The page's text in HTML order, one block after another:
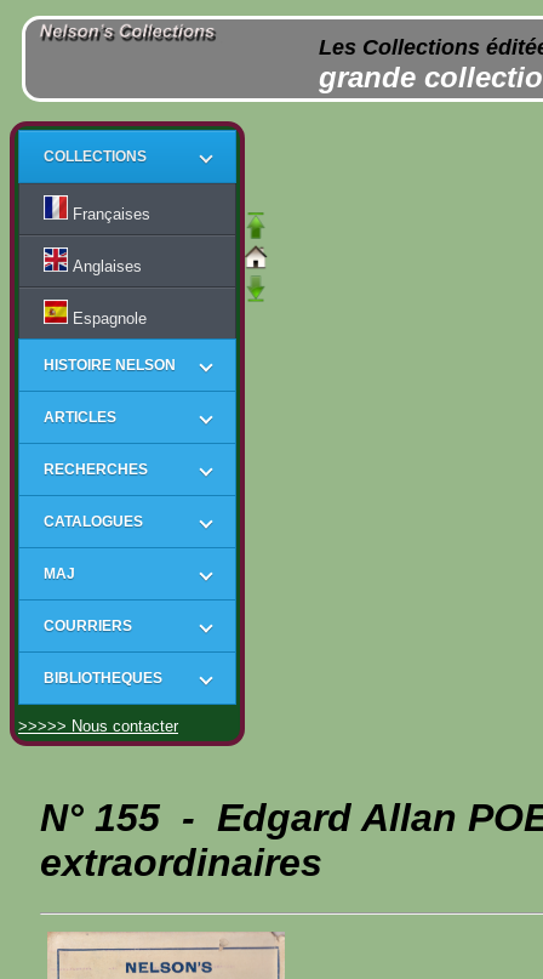
Les Collections
grande
COLLECTIONS
Françaises
Anglaises
Espagnole
HISTOIRE NELSON
ARTICLES
RECHERCHES
CATALOGUES
MAJ
COURRIERS
BIBLIOTHEQUES
>>>>> Nous contacter
N° 155 - Edgard Allan
extraordinaires